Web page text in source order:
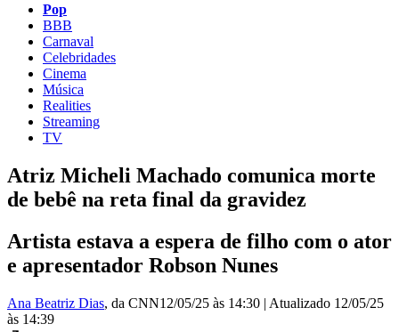
Pop
BBB
Carnaval
Celebridades
Cinema
Música
Realities
Streaming
TV
Atriz Micheli Machado comunica morte
de bebê na reta final da gravidez
Artista estava a espera de filho com o ator
e apresentador Robson Nunes
Ana Beatriz Dias, da CNN12/05/25 às 14:30 | Atualizado 12/05/25
às 14:39